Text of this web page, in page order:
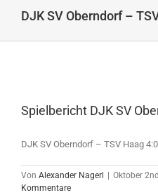
DJK SV Oberndorf –
Spielbericht DJK SV
DJK SV Oberndorf – TSV Haag
Von Alexander Nagerl Oktober
Kommentare